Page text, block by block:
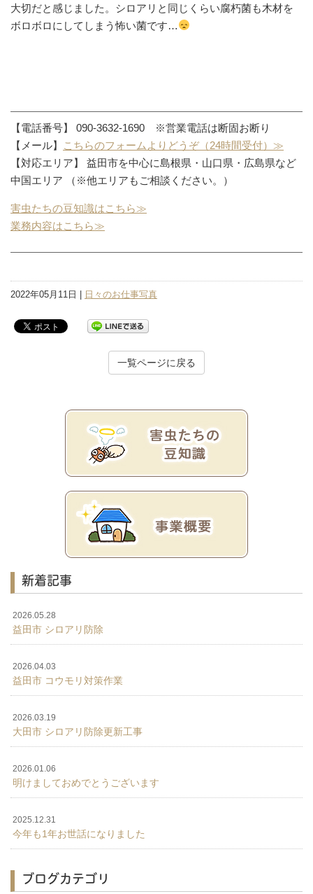
大切だと感じました。シロアリと同じくらい腐朽菌も木材を
ボロボロにしてしまう怖い菌です…
【電話番号】 090-3632-1690 ※営業電話は断固お断り
【メール】
こちらのフォームよりどうぞ（24時間受付）≫
【対応エリア】 益田市を中心に島根県・山口県・広島県など
中国エリア （※他エリアもご相談ください。）
害虫たちの豆知識はこちら≫
業務内容はこちら≫
2022年05月11日 | 日々のお仕事写真
一覧ページに戻る
新着記事
2026.05.28
益田市 シロアリ防除
2026.04.03
益田市 コウモリ対策作業
2026.03.19
大田市 シロアリ防除更新工事
2026.01.06
明けましておめでとうございます
2025.12.31
今年も1年お世話になりました
ブログカテゴリ